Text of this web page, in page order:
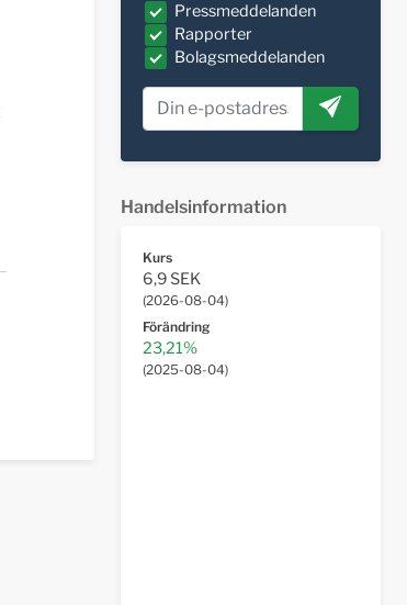
Pressmeddelanden
Rapporter
Bolagsmeddelanden
Handelsinformation
Kurs
6,9 SEK
(2026-08-04)
Förändring
23,21%
(2025-08-04)